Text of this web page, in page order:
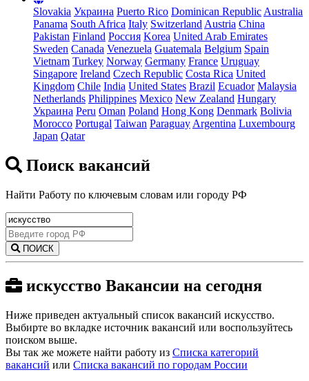
Slovakia Украина Puerto Rico Dominican Republic Australia
Panama South Africa Italy Switzerland Austria China
Pakistan Finland Россия Korea United Arab Emirates
Sweden Canada Venezuela Guatemala Belgium Spain
Vietnam Turkey Norway Germany France Uruguay
Singapore Ireland Czech Republic Costa Rica United
Kingdom Chile India United States Brazil Ecuador Malaysia
Netherlands Philippines Mexico New Zealand Hungary
Украина Peru Oman Poland Hong Kong Denmark Bolivia
Morocco Portugal Taiwan Paraguay Argentina Luxembourg
Japan Qatar
Поиск вакансий
Найти Работу по ключевым словам или городу РФ
ПОИСК
искусство Вакансии на сегодня
Ниже приведен актуальный список вакансий искусство.
Выбирте во вкладке источник вакансий или воспользуйтесь
поиском выше.
Вы так же можете найти работу из Списка категорий
вакансий или Списка вакансий по городам России